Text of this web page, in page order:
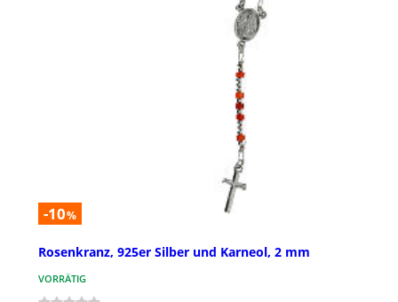
-10%
Rosenkranz, 925er Silber und Karneol, 2 mm
VORRÄTIG